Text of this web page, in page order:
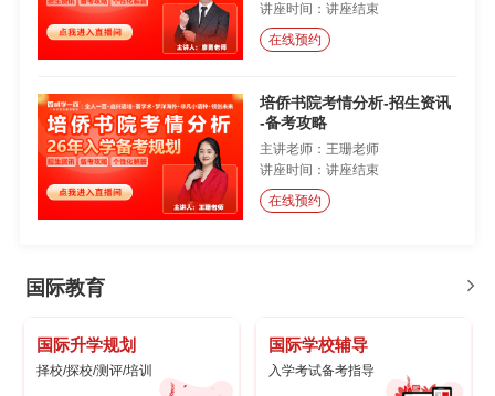
讲座时间：讲座结束
在线预约
培侨书院考情分析-招生资讯
-备考攻略
主讲老师：王珊老师
讲座时间：讲座结束
在线预约
国际教育
国际升学规划
择校/探校/测评/培训
国际学校辅导
入学考试备考指导